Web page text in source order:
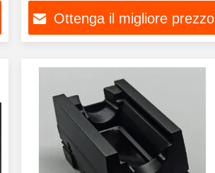
Ottenga il migliore prezzo